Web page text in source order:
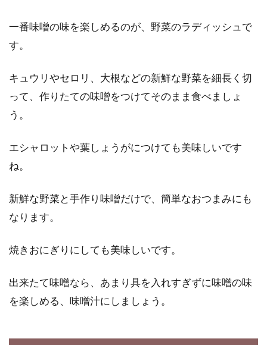
一番味噌の味を楽しめるのが、野菜のラディッシュで
す。
キュウリやセロリ、大根などの新鮮な野菜を細長く切
って、作りたての味噌をつけてそのまま食べましょ
う。
エシャロットや葉しょうがにつけても美味しいです
ね。
新鮮な野菜と手作り味噌だけで、簡単なおつまみにも
なります。
焼きおにぎりにしても美味しいです。
出来たて味噌なら、あまり具を入れすぎずに味噌の味
を楽しめる、味噌汁にしましょう。